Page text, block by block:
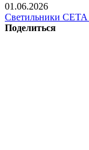
01.06.2026
Светильники СЕТА
Поделиться